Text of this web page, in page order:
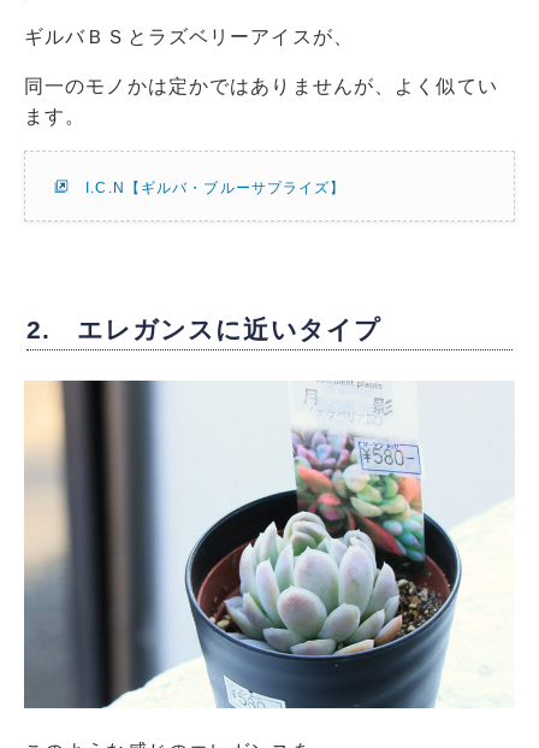
ギルバＢＳとラズベリーアイスが、
同一のモノかは定かではありませんが、よく似てい
ます。
I.C.N【ギルバ・ブルーサプライズ】
2. エレガンスに近いタイプ